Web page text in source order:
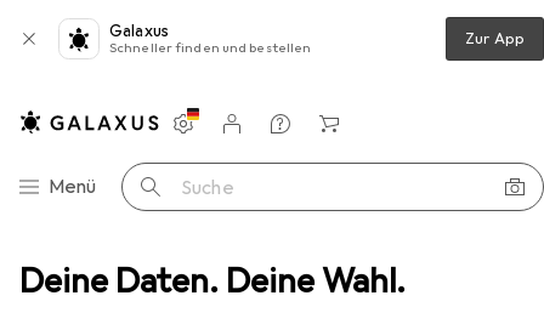
Deine Daten. Deine Wahl.
Galaxus
Schneller finden und bestellen Zur App
Navigation nach Kategorien
Menü Suche
Einstellungen
Kundenkonto
Vergleichslisten
Merklisten
Warenkorb
Serverschrank Roline 19-Zoll Serverschrank 47 HE